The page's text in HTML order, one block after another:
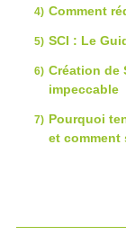
Comment
SCI : Le
Création de
impeccable
Pourquoi
et comment